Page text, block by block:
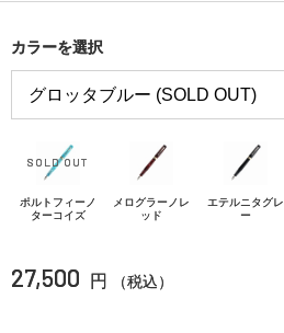
カラーを選択
ポルトフィーノ
ターコイズ
メログラーノレ
ッド
エテルニタグレ
ー
27,500 円 （税込）